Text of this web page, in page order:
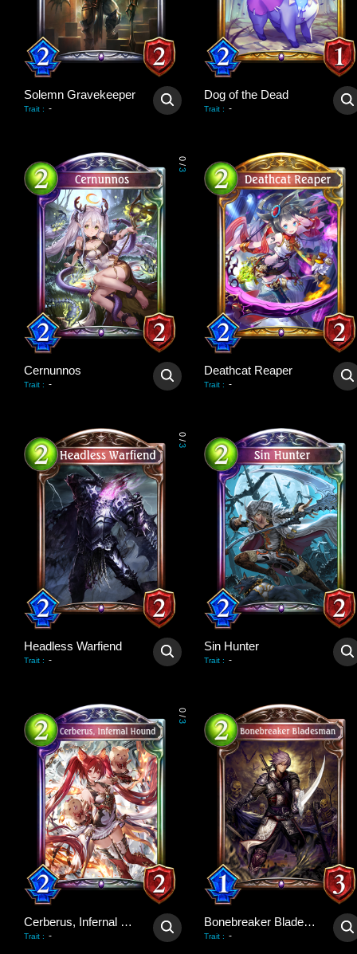
Solemn Gravekeeper
Trait : -
Dog of the Dead
Trait : -
0
/
3
Cernunnos
Trait : -
Deathcat Reaper
Trait : -
0
/
3
Headless Warfiend
Trait : -
Sin Hunter
Trait : -
0
/
3
Cerberus, Infernal Hound
Trait : -
Bonebreaker Bladesman
Trait : -